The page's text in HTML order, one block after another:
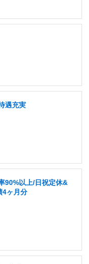
遇充実
90%以上/日祝定休&
4ヶ月分